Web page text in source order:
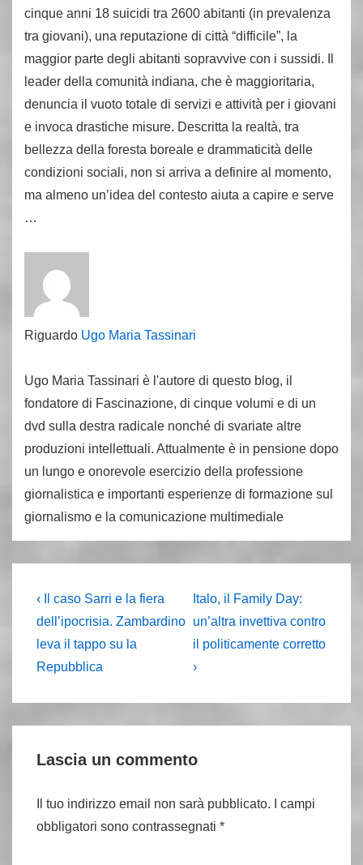
cinque anni 18 suicidi tra 2600 abitanti (in prevalenza
tra giovani), una reputazione di città “difficile”, la
maggior parte degli abitanti sopravvive con i sussidi. Il
leader della comunità indiana, che è maggioritaria,
denuncia il vuoto totale di servizi e attività per i giovani
e invoca drastiche misure. Descritta la realtà, tra
bellezza della foresta boreale e drammaticità delle
condizioni sociali, non si arriva a definire al momento,
ma almeno un’idea del contesto aiuta a capire e serve
…
Riguardo Ugo Maria Tassinari
Ugo Maria Tassinari è l'autore di questo blog, il
fondatore di Fascinazione, di cinque volumi e di un
dvd sulla destra radicale nonché di svariate altre
produzioni intellettuali. Attualmente è in pensione dopo
un lungo e onorevole esercizio della professione
giornalistica e importanti esperienze di formazione sul
giornalismo e la comunicazione multimediale
Navigazione
articoli
L'articolo
precedente
è
‹ Il caso Sarri e la fiera
dell’ipocrisia. Zambardino
leva il tappo su la
Repubblica
Il
prossimo
articolo
è
Italo, il Family Day:
un’altra invettiva contro
il politicamente corretto
›
Lascia un commento
Il tuo indirizzo email non sarà pubblicato.
I campi
obbligatori sono contrassegnati *